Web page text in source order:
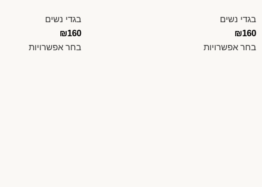
בגדי נשים
₪160
בחר אפשרויות
בגדי נשים
₪160
בחר אפשרויות